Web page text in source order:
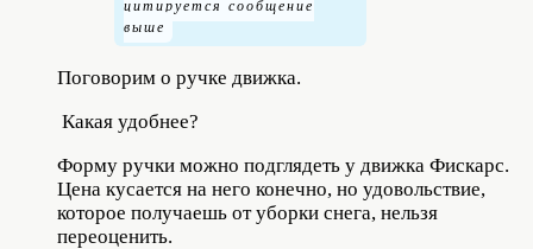
Поговорим о ручке движка.
Какая удобнее?
Форму ручки можно подглядеть у движка Фискарс.
Цена кусается на него конечно, но удовольствие,
которое получаешь от уборки снега, нельзя
переоценить.